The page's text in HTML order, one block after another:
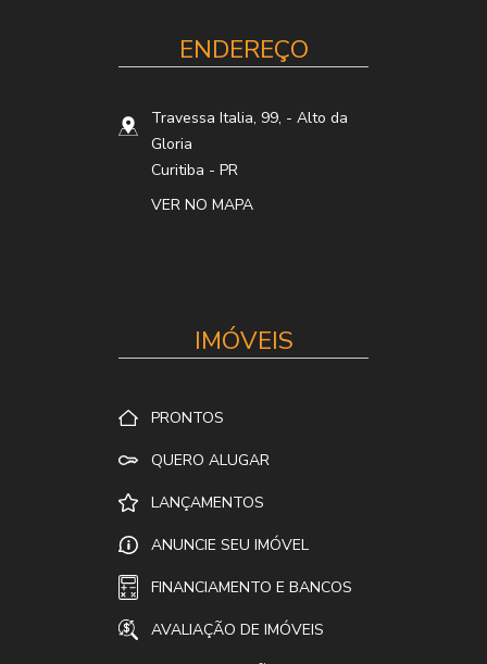
ENDEREÇO
Travessa Italia, 99, - Alto da
Gloria
Curitiba - PR
VER NO MAPA
IMÓVEIS
PRONTOS
QUERO ALUGAR
LANÇAMENTOS
ANUNCIE SEU IMÓVEL
FINANCIAMENTO E BANCOS
AVALIAÇÃO DE IMÓVEIS